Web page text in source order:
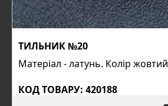
ТИЛЬНИК №20
Матеріал - латунь. Колір жовтий
КОД ТОВАРУ: 420188